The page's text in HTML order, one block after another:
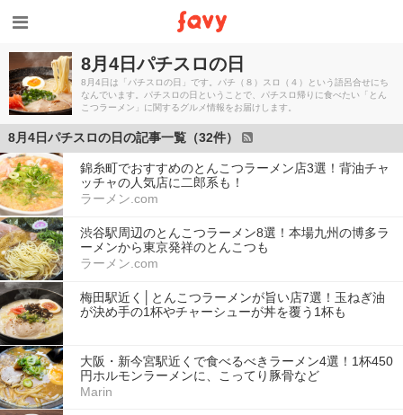
8月4日パチスロの日
8月4日は「パチスロの日」です。パチ（８）スロ（４）という語呂合せにち
なんでいます。パチスロの日ということで、パチスロ帰りに食べたい「とん
こつラーメン」に関するグルメ情報をお届けします。
8月4日パチスロの日の記事一覧（32件）
錦糸町でおすすめのとんこつラーメン店3選！背油チャ
ッチャの人気店に二郎系も！
ラーメン.com
渋谷駅周辺のとんこつラーメン8選！本場九州の博多ラ
ーメンから東京発祥のとんこつも
ラーメン.com
梅田駅近く│とんこつラーメンが旨い店7選！玉ねぎ油
が決め手の1杯やチャーシューが丼を覆う1杯も
大阪・新今宮駅近くで食べるべきラーメン4選！1杯450
円ホルモンラーメンに、こってり豚骨など
Marin